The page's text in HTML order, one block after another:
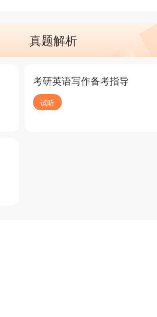
真题解析
考研英语写作备考指导
试听